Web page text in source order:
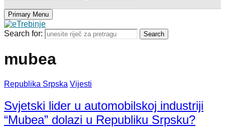
Primary Menu
Search for: Search
mubea
Republika Srpska Vijesti
Svjetski lider u automobilskoj industriji
“Mubea” dolazi u Republiku Srpsku?